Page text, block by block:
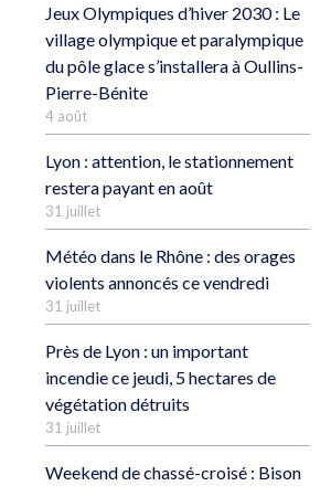
Jeux Olympiques d’hiver 2030 : Le
village olympique et paralympique
du pôle glace s’installera à Oullins-
Pierre-Bénite
4 août
Lyon : attention, le stationnement
restera payant en août
31 juillet
Météo dans le Rhône : des orages
violents annoncés ce vendredi
31 juillet
Près de Lyon : un important
incendie ce jeudi, 5 hectares de
végétation détruits
31 juillet
Weekend de chassé-croisé : Bison